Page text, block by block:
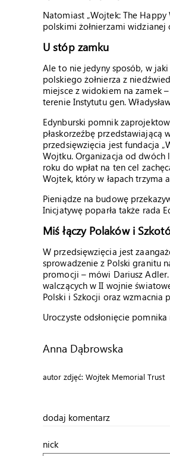
Natomiast „Wojtek: The
polskimi żołnierzami widzianej
U stóp zamku
Ale to nie jedyny sposób, w
polskiego żołnierza z
miejsce z widokiem na zamek
terenie Instytutu gen.
Edynburski pomnik
płaskorzeźbę
przedsięwzięcia jest fundacja
Wojtku. Organizacja od dwóch
roku do wpłat na ten cel
Wojtek, który w łapach trzyma
Pieniądze na budowę
Inicjatywę poparła także rada
Miś łączy Polaków i
W przedsięwzięcia jest
sprowadzenie z Polski granitu
promocji – mówi Dariusz
walczących w II wojnie
Polski i Szkocji oraz wzmacnia
Uroczyste odsłonięcie
Anna Dąbrowska
autor zdjęć: Wojtek Memorial Trust
dodaj komentarz
nick